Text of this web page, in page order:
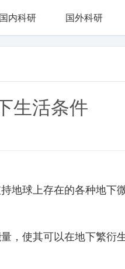
国内科研 国外科研
生活条件
地球上存在的各种地下
，使其可以在地下繁衍